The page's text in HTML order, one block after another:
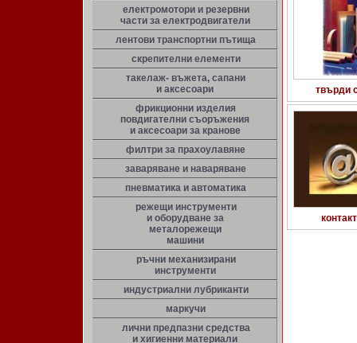
електромотори и резервни
части за електродвигатели
лентови транспортни пътища
скрепителни елементи
такелаж- въжета, сапани
и аксесоари
фрикционни изделия
повдигателни съоръжения
и аксесоари за кранове
филтри за прахоулавяне
заваряване и наваряване
пневматика и автоматика
режещи инструменти
и оборудване за
металорежещи
машини
ръчни механизирани
инструменти
индустриални лубриканти
маркучи
лични предпазни средства
и хигиенни материали
твърди